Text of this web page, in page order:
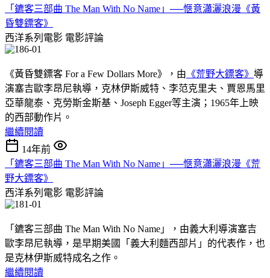
「鑣客三部曲 The Man With No Name」──愜意瀟灑浪漫《黃
昏雙鏢客》
西洋系列電影 電影評論
《黃昏雙鏢客 For a Few Dollars More》，由 《荒野大鏢客》 導
演塞吉歐李昂尼執導，克林伊斯威特、李范克里夫、賈恩馬里
亞華龍泰、克勞斯金斯基、Joseph Egger等主演；1965年上映
的西部動作片。
繼續閱讀
14年前
「鑣客三部曲 The Man With No Name」──愜意瀟灑浪漫《荒
野大鏢客》
西洋系列電影 電影評論
「鑣客三部曲 The Man With No Name」，由義大利導演塞吉
歐李昂尼執導，是早期美國「義大利麵西部片」的代表作，也
是克林伊斯威特成名之作。
繼續閱讀